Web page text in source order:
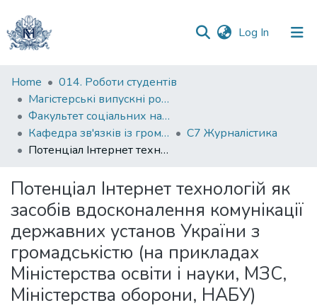
Log In (current)
Communities
&
Collections
All of DSpace
Statistics
Home
014. Роботи студентів
Магістерські випускні роботи
Факультет соціальних наук і соціальних технологій
Кафедра зв'язків із громадськістю
С7 Журналістика
Потенціал Інтернет технологій як засобів вдосконалення комунікації державних установ України з громадськістю (на прикладах Міністерства освіти і науки, МЗС, Міністерства оборони, НАБУ)
Потенціал Інтернет технологій як
засобів вдосконалення комунікації
державних установ України з
громадськістю (на прикладах
Міністерства освіти і науки, МЗС,
Міністерства оборони, НАБУ)